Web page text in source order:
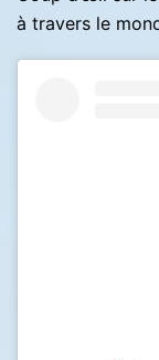
à travers le